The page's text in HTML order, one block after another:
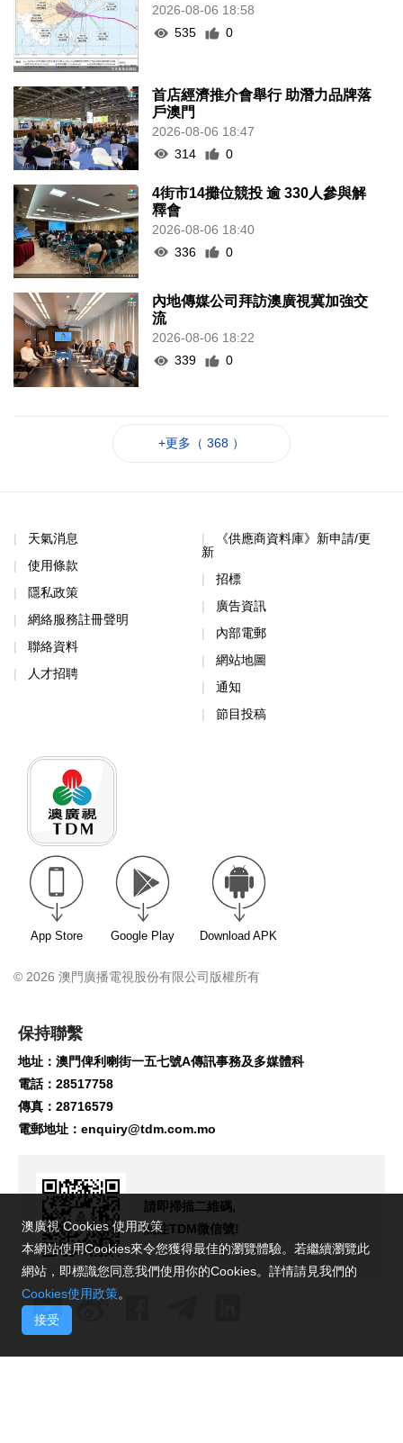
2026-08-06 18:58
535
0
首店經濟推介會舉行 助潛力品牌落
戶澳門
2026-08-06 18:47
314
0
4街市14攤位競投 逾 330人參與解
釋會
2026-08-06 18:40
336
0
內地傳媒公司拜訪澳廣視冀加強交
流
2026-08-06 18:22
339
0
+更多（ 368 ）
天氣消息
使用條款
隱私政策
網絡服務註冊聲明
聯絡資料
人才招聘
《供應商資料庫》新申請/更
新
招標
廣告資訊
內部電郵
網站地圖
通知
節目投稿
App Store Google Play Download APK
© 2026 澳門廣播電視股份有限公司版權所有
保持聯繫
地址：澳門俾利喇街一五七號A傳訊事務及多媒體科
電話：28517758
傳真：28716579
電郵地址： enquiry@tdm.com.mo
請即掃描二維碼,
關注TDM微信號!
澳廣視 Cookies 使用政策
本網站使用Cookies來令您獲得最佳的瀏覽體驗。若繼續瀏覽此
網站，即標識您同意我們使用你的Cookies。詳情請見我們的
Cookies使用政策。
接受